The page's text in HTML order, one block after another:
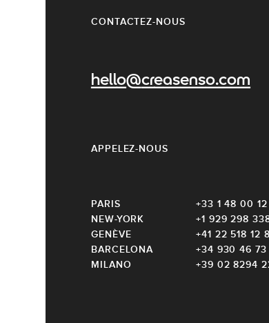
CONTACTEZ-NOUS
hello@creasenso.com
APPELEZ-NOUS
PARIS
+33 1 48 00 12
NEW-YORK
+1 929 298
GENÈVE
+41 22 518 12
BARCELONA
+34 930 46 73
MILANO
+39 02 8294